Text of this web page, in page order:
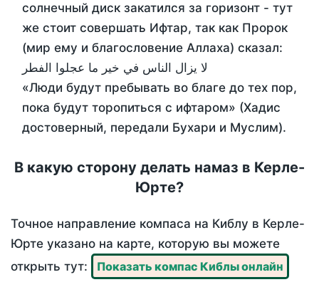
солнечный диск закатился за горизонт - тут
же стоит совершать Ифтар, так как Пророк
(мир ему и благословение Аллаха) сказал:
لا يزال الناس في خير ما عجلوا الفطر
«Люди будут пребывать во благе до тех пор,
пока будут торопиться с ифтаром» (Хадис
достоверный, передали Бухари и Муслим).
В какую сторону делать намаз в Керле-
Юрте?
Точное направление компаса на Киблу в Керле-
Юрте указано на карте, которую вы можете
открыть тут:
Показать компас Киблы онлайн